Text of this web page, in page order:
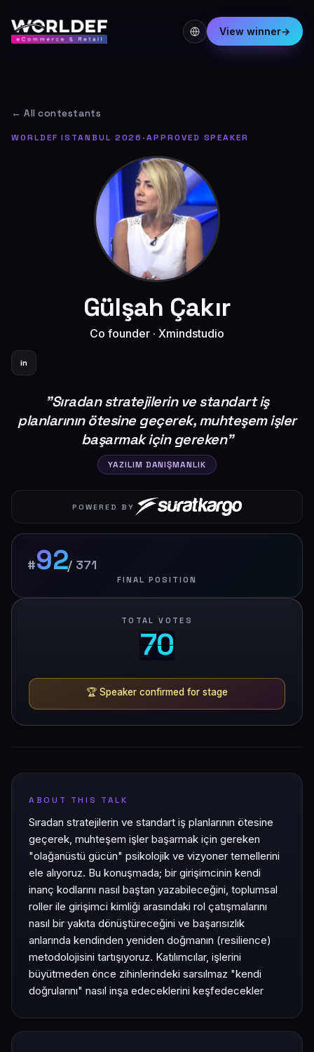
View winner→
← All contestants
WORLDEF ISTANBUL 2026 ·APPROVED SPEAKER
Gülşah Çakır
Co founder · Xmindstudio
in
"Sıradan stratejilerin ve standart iş
planlarının ötesine geçerek, muhteşem işler
başarmak için gereken"
YAZILIM DANIŞMANLIK
POWERED BY
#92/ 371
FINAL POSITION
TOTAL VOTES
7
70
0
🏆 Speaker confirmed for stage
ABOUT THIS TALK
Sıradan stratejilerin ve standart iş planlarının ötesine
geçerek, muhteşem işler başarmak için gereken
"olağanüstü gücün" psikolojik ve vizyoner temellerini
ele alıyoruz. Bu konuşmada; bir girişimcinin kendi
inanç kodlarını nasıl baştan yazabileceğini, toplumsal
roller ile girişimci kimliği arasındaki rol çatışmalarını
nasıl bir yakıta dönüştüreceğini ve başarısızlık
anlarında kendinden yeniden doğmanın (resilience)
metodolojisini tartışıyoruz. Katılımcılar, işlerini
büyütmeden önce zihinlerindeki sarsılmaz "kendi
doğrularını" nasıl inşa edeceklerini keşfedecekler